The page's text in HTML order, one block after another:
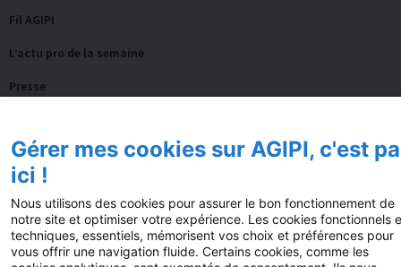
Fil AGIPI
L’actu pro de la semaine
Presse
Nos autres sites
© 2025 AGIPI – Tous droits réservés Mentions
Gérer mes cookies sur AGIPI, c'est
ici !
Nous utilisons des cookies pour assurer le bon fonctionnement de
notre site et optimiser votre expérience. Les cookies fonctionnels
techniques, essentiels, mémorisent vos choix et préférences pour
vous offrir une navigation fluide. Certains cookies, comme les